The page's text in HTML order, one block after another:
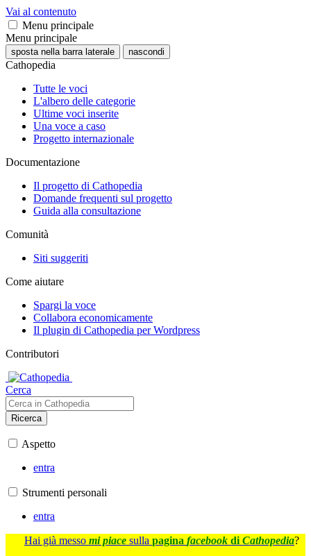
Vai al contenuto
Menu principale
Menu principale
sposta nella barra laterale nascondi
Cathopedia
Tutte le voci
L'albero delle categorie
Ultime voci inserite
Una voce a caso
Progetto internazionale
Documentazione
Il progetto di Cathopedia
Domande frequenti sul progetto
Guida alla consultazione
Comunità
Siti suggeriti
Come aiutare
Spargi la voce
Collabora economicamente
Il plugin di Cathopedia per Wordpress
Contributori
Cerca
Ricerca
Aspetto
entra
Strumenti personali
entra
Hai già messo mi piace sulla pagina facebook di Cathopedia?